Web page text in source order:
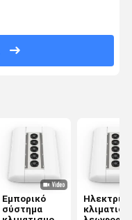
Εμπορικό
σύστημα
Ηλεκτρικό